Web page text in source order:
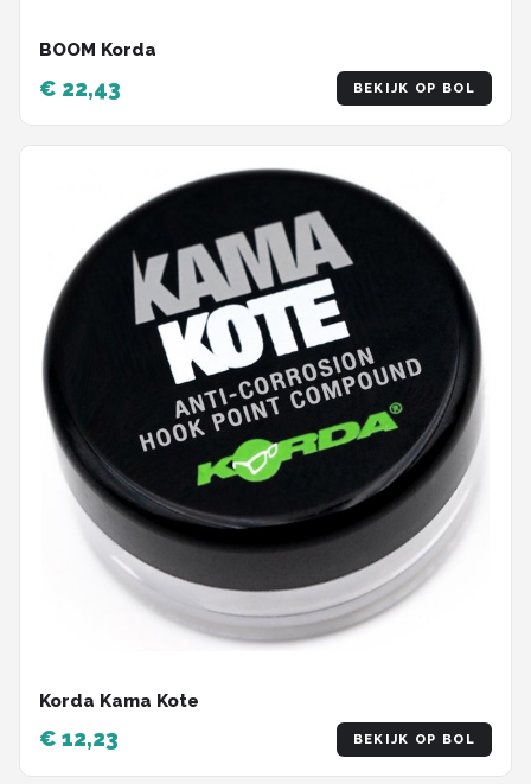
BOOM Korda
€ 22,43 BEKIJK OP BOL
Korda Kama Kote
€ 12,23 BEKIJK OP BOL